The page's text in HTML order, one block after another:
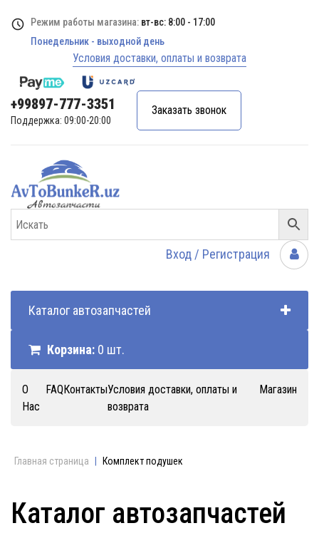
Режим работы магазина: вт-вс: 8:00 - 17:00
Понедельник - выходной день
Условия доставки, оплаты и возврата
+99897-777-3351
Поддержка: 09:00-20:00
Заказать звонок
Вход / Регистрация
Каталог автозапчастей
Корзина: 0 шт.
О
Нас
FAQКонтактыУсловия доставки, оплаты и
возврата
Магазин
Главная страница Комплект подушек
Каталог автозапчастей